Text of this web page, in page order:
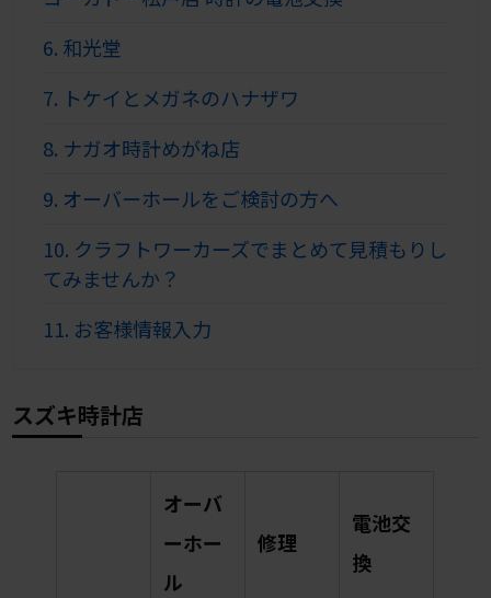
6. 和光堂
7. トケイとメガネのハナザワ
8. ナガオ時計めがね店
9. オーバーホールをご検討の方へ
10. クラフトワーカーズでまとめて見積もりし
てみませんか？
11. お客様情報入力
スズキ時計店
オーバ
ーホー
ル
修理
電池交
換